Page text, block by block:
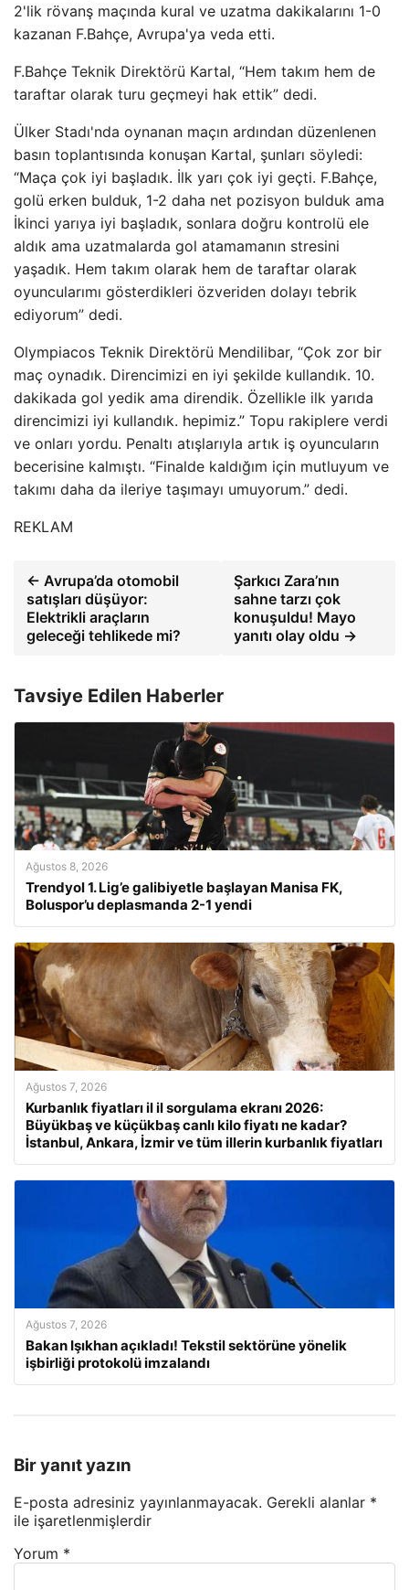
2'lik rövanş maçında kural ve uzatma dakikalarını 1-0
kazanan F.Bahçe, Avrupa'ya veda etti.
F.Bahçe Teknik Direktörü Kartal, “Hem takım hem de
taraftar olarak turu geçmeyi hak ettik” dedi.
Ülker Stadı'nda oynanan maçın ardından düzenlenen
basın toplantısında konuşan Kartal, şunları söyledi:
“Maça çok iyi başladık. İlk yarı çok iyi geçti. F.Bahçe,
golü erken bulduk, 1-2 daha net pozisyon bulduk ama
İkinci yarıya iyi başladık, sonlara doğru kontrolü ele
aldık ama uzatmalarda gol atamamanın stresini
yaşadık. Hem takım olarak hem de taraftar olarak
oyuncularımı gösterdikleri özveriden dolayı tebrik
ediyorum” dedi.
Olympiacos Teknik Direktörü Mendilibar, “Çok zor bir
maç oynadık. Direncimizi en iyi şekilde kullandık. 10.
dakikada gol yedik ama direndik. Özellikle ilk yarıda
direncimizi iyi kullandık. hepimiz.” Topu rakiplere verdi
ve onları yordu. Penaltı atışlarıyla artık iş oyuncuların
becerisine kalmıştı. “Finalde kaldığım için mutluyum ve
takımı daha da ileriye taşımayı umuyorum.” dedi.
REKLAM
← Avrupa’da otomobil
satışları düşüyor:
Elektrikli araçların
geleceği tehlikede mi?
Şarkıcı Zara’nın
sahne tarzı çok
konuşuldu! Mayo
yanıtı olay oldu →
Tavsiye Edilen Haberler
Ağustos 8, 2026
Trendyol 1. Lig’e galibiyetle başlayan Manisa FK,
Boluspor’u deplasmanda 2-1 yendi
Ağustos 7, 2026
Kurbanlık fiyatları il il sorgulama ekranı 2026:
Büyükbaş ve küçükbaş canlı kilo fiyatı ne kadar?
İstanbul, Ankara, İzmir ve tüm illerin kurbanlık fiyatları
Ağustos 7, 2026
Bakan Işıkhan açıkladı! Tekstil sektörüne yönelik
işbirliği protokolü imzalandı
Bir yanıt yazın
E-posta adresiniz yayınlanmayacak. Gerekli alanlar *
ile işaretlenmişlerdir
Yorum *